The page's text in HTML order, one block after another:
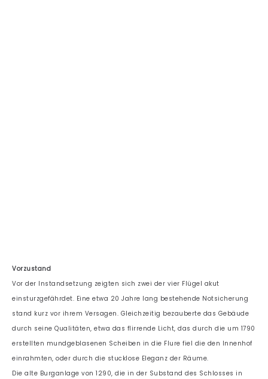
Vorzustand
Vor der Instandsetzung zeigten sich zwei der vier Flügel akut
einsturzgefährdet. Eine etwa 20 Jahre lang bestehende Notsicherung
stand kurz vor ihrem Versagen. Gleichzeitig bezauberte das Gebäude
durch seine Qualitäten, etwa das flirrende Licht, das durch die um 1790
erstellten mundgeblasenen Scheiben in die Flure fiel die den Innenhof
einrahmten, oder durch die stucklose Eleganz der Räume.
Die alte Burganlage von 1290, die in der Substand des Schlosses in